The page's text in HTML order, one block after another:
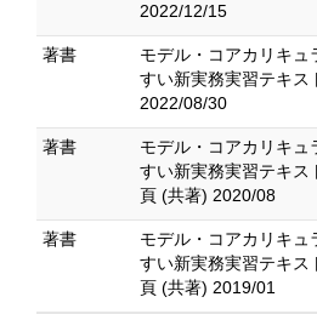
2022/12/15
著書
モデル・コアカリキ
すい新実務実習テキ
2022/08/30
著書
モデル・コアカリキ
すい新実務実習テキ
頁 (共著) 2020/08
著書
モデル・コアカリキ
すい新実務実習テキ
頁 (共著) 2019/01